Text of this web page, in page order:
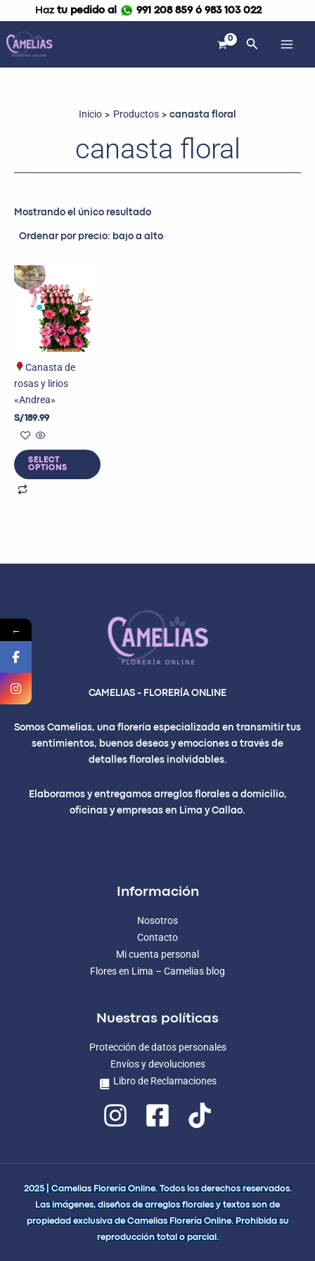
al
contenido
Haz tu pedido al 991 208 859 ó 983 103 022
Buscar
Inicio Productos canasta floral
canasta floral
Mostrando el único resultado
Canasta de
rosas y lirios
«Andrea»
S/189.99
SELECT
OPTIONS
CAMELIAS - FLORERÍA ONLINE
Somos Camelias, una florería especializada en transmitir tus
sentimientos, buenos deseos y emociones a través de
detalles florales inolvidables.
Elaboramos y entregamos arreglos florales a domicilio,
oficinas y empresas en Lima y Callao.
Información
Nosotros
Contacto
Mi cuenta personal
Flores en Lima – Camelias blog
Nuestras políticas
Protección de datos personales
Envíos y devoluciones
Libro de Reclamaciones
2025 | Camelias Florería Online. Todos los derechos reservados.
Las imágenes, diseños de arreglos florales y textos son de
propiedad exclusiva de Camelias Florería Online. Prohibida su
reproducción total o parcial.
←